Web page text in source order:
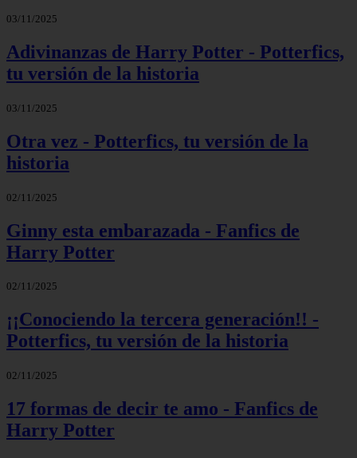
03/11/2025
Adivinanzas de Harry Potter - Potterfics,
tu versión de la historia
03/11/2025
Otra vez - Potterfics, tu versión de la
historia
02/11/2025
Ginny esta embarazada - Fanfics de
Harry Potter
02/11/2025
¡¡Conociendo la tercera generación!! -
Potterfics, tu versión de la historia
02/11/2025
17 formas de decir te amo - Fanfics de
Harry Potter